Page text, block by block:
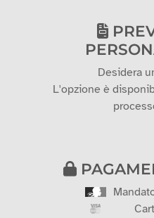
Desidera
L'opzione è